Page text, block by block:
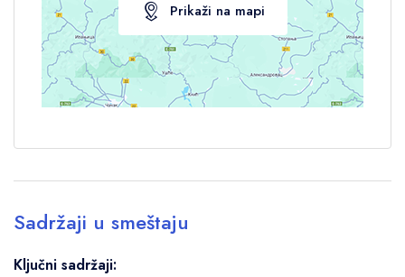
Prikaži na mapi
Sadržaji u smeštaju
Ključni sadržaji: